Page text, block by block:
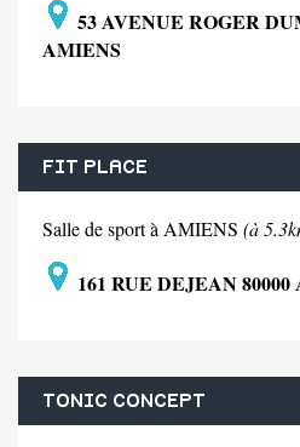
53 AVENUE ROGER
AMIENS
FIT PLACE
Salle de sport à AMIENS (à
161 RUE DEJEAN
TONIC CONCEPT